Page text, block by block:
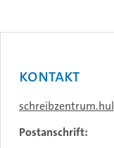
Kontakt
schreibzentrum.hul
Postanschrift: